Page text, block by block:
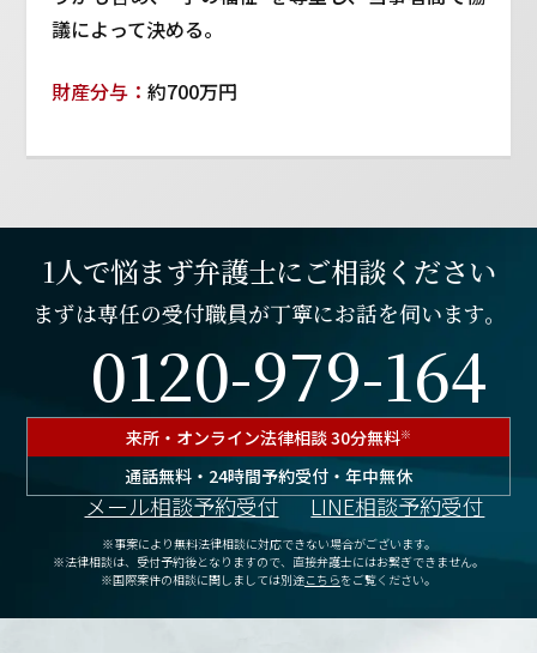
議によって決める。
財産分与： 約700万円
1人で悩まず弁護士にご相談ください
まずは専任の受付職員が丁寧にお話を伺います。
0120-979-164
来所・オンライン法律相談 30分無料※
通話無料・24時間予約受付・年中無休
メール相談予約受付 LINE相談予約受付
※事案により無料法律相談に対応できない場合がございます。
※法律相談は、受付予約後となりますので、 直接弁護士にはお繋ぎできません。
※国際案件の相談に関しましては別途こちらをご覧ください。